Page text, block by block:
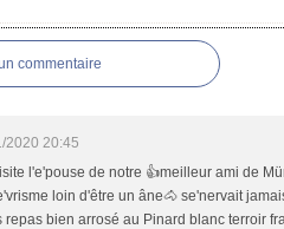
commentaire
2020 20:45
l'e'pouse de notre 👍meilleur ami de
loin d'être un âne🐴 se'nervait
repas bien arrosé au Pinard blanc terroir